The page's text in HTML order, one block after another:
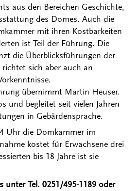
aus den Bereichen Geschichte,
des Domes. Auch die
mit ihren Kostbarkeiten
ist Teil der Führung. Die
die Überblicksführungen der
richtet sich aber auch an
übernimmt Martin Heuser.
und begleitet seit vielen Jahren
in Gebärdensprache.
Uhr die Domkammer im
kostet für Erwachsene drei
bis 18 Jahre ist sie
unter Tel. 0251/495-1189 oder